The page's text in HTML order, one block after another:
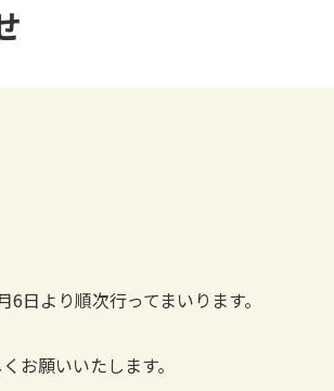
日より順次行ってまいります。
お願いいたします。